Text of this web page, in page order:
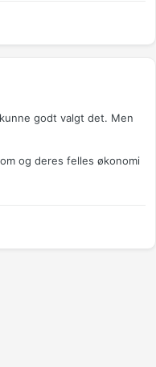
godt valgt det. Men
og deres felles økonomi